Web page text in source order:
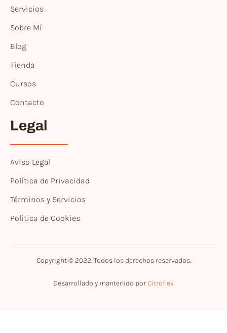
Servicios
Sobre Mí
Blog
Tienda
Cursos
Contacto
Legal
Aviso Legal
Política de Privacidad
Términos y Servicios
Política de Cookies
Copyright © 2022. Todos los derechos reservados.
Desarrollado y mantenido porCitroflex